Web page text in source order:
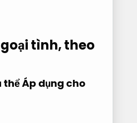
tình, theo
thểÁp dụng cho